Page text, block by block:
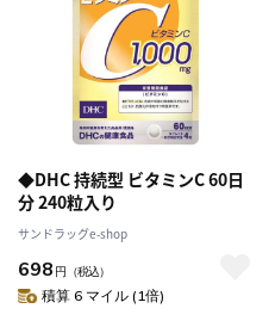
◆DHC 持続型 ビタミンC 60日
分 240粒入り
サンドラッグe-shop
698 円 （税込）
積算 6 マイル (1倍)